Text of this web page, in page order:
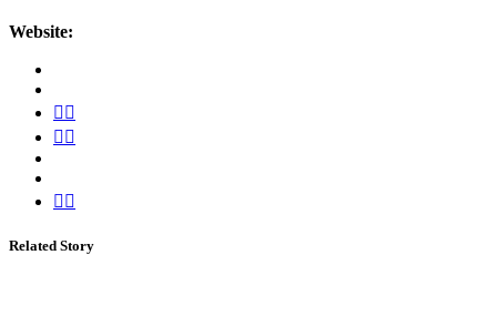
Website:
Related Story